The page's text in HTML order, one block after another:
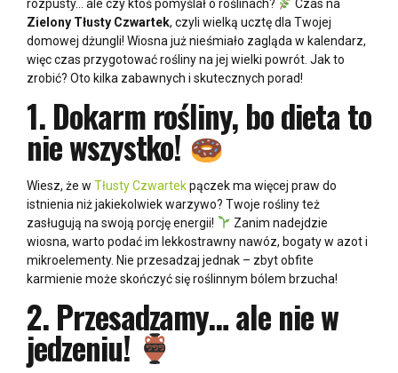
rozpusty… ale czy ktoś pomyślał o roślinach?
Czas na
Zielony Tłusty Czwartek, czyli wielką ucztę dla Twojej
domowej dżungli! Wiosna już nieśmiało zagląda w kalendarz,
więc czas przygotować rośliny na jej wielki powrót. Jak to
zrobić? Oto kilka zabawnych i skutecznych porad!
1.Dokarm rośliny, bo dieta to
nie wszystko!
Wiesz, że w Tłusty Czwartekpączek ma więcej praw do
istnienia niż jakiekolwiek warzywo? Twoje rośliny też
zasługują na swoją porcję energii!
Zanim nadejdzie
wiosna, warto podać im lekkostrawny nawóz, bogaty w azot i
mikroelementy. Nie przesadzaj jednak – zbyt obfite
karmienie może skończyć się roślinnym bólem brzucha!
2.Przesadzamy… ale nie w
jedzeniu!